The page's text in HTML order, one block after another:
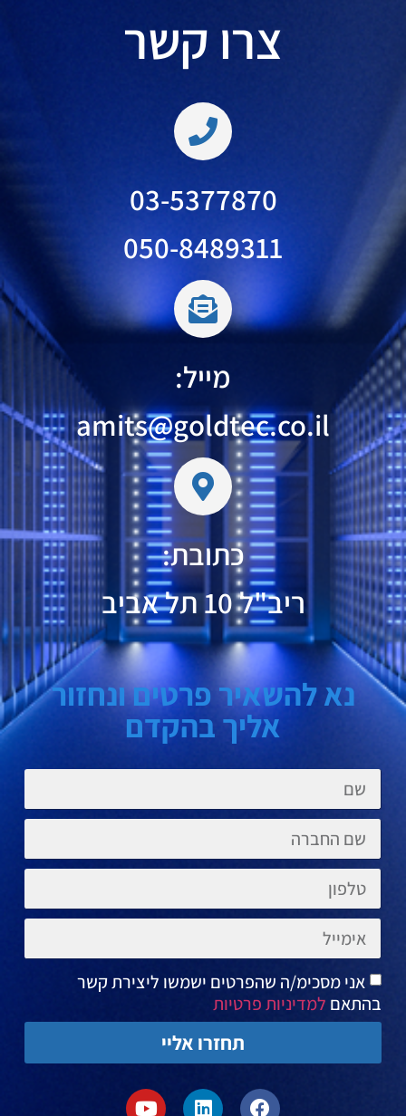
צרו קשר
03-5377870
050-8489311
מייל:
amits@goldtec.co.il
כתובת:
ריב"ל 10 תל אביב
נא להשאיר פרטים ונחזור
אליך בהקדם
אני מסכימ/ה שהפרטים ישמשו ליצירת קשר
בהתאם למדיניות פרטיות
תחזרו אליי